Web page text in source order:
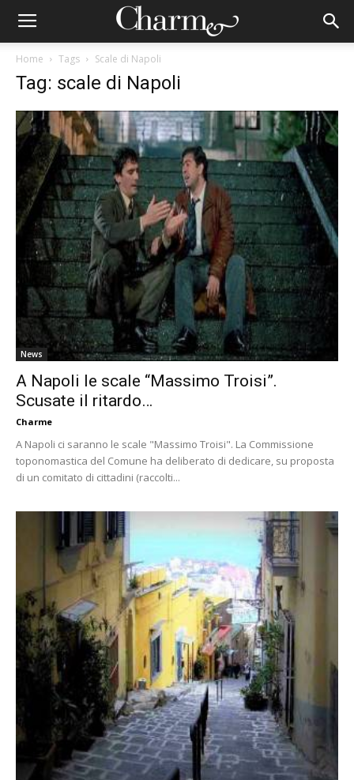
Home Tags Scale di Napoli
Tag: scale di Napoli
News
A Napoli le scale “Massimo Troisi”.
Scusate il ritardo…
Charme
A Napoli ci saranno le scale "Massimo Troisi". La Commissione
toponomastica del Comune ha deliberato di dedicare, su proposta
di un comitato di cittadini (raccolti...